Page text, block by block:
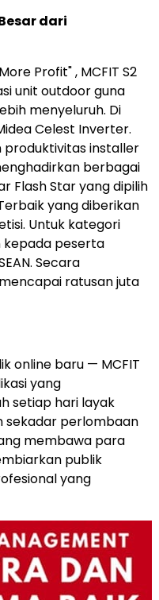
dari
Profit" , MCFIT S2
unit outdoor guna
menyeluruh. Di
Celest Inverter.
installer
berbagai
Flash Star yang dipilih
yang diberikan
Untuk kategori
kepada peserta
Secara
ratusan juta
online baru — MCFIT
yang
setiap hari layak
sekadar perlombaan
membawa para
publik
yang